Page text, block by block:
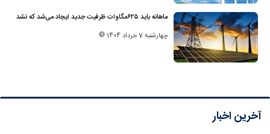
ماهانه باید ۶۲۵‌مگاوات ظرفیت جدید ایجاد می‌شد که نشد
چهارشنبه 7 خرداد 1404
آخرین اخبار